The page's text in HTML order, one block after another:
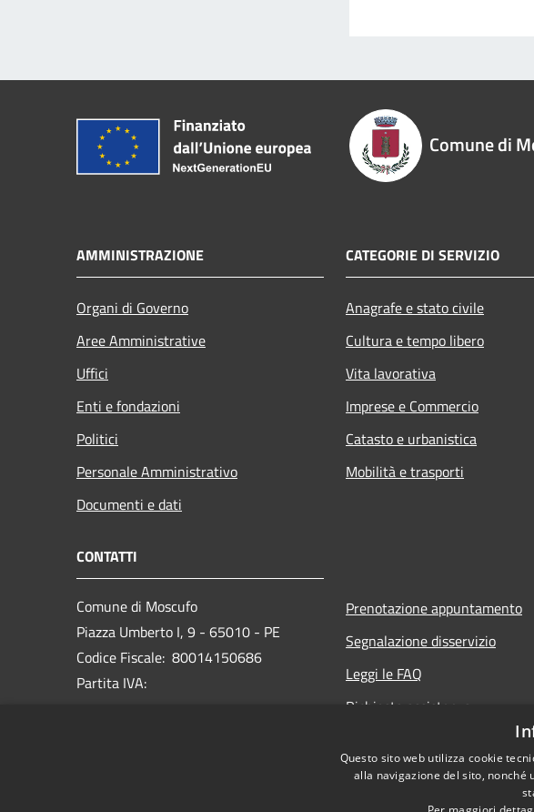
Comune di
AMMINISTRAZIONE
Organi di Governo
Aree Amministrative
Uffici
Enti e fondazioni
Politici
Personale Amministrativo
Documenti e dati
CATEGORIE DI SERVIZIO
Anagrafe e stato civile
Cultura e tempo libero
Vita lavorativa
Imprese e Commercio
Catasto e urbanistica
Mobilità e trasporti
CONTATTI
Comune di Moscufo
Piazza Umberto I, 9 - 65010 - PE
Codice Fiscale: 80014150686
Partita IVA:
Prenotazione appuntamento
Segnalazione disservizio
Leggi le FAQ
Richiesta assistenza
Questo sito web utilizza cookie
alla navigazione del sito,